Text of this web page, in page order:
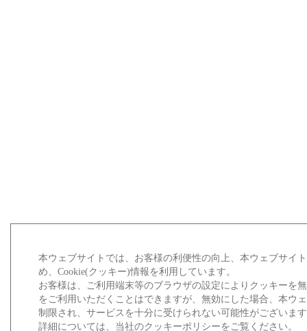
本ウェブサイトでは、お客様の利便性の向上、本ウェブサイ
め、Cookie(クッキー)情報を利用しています。
お客様は、ご利用端末等のブラウザの設定によりクッキーを
をご利用いただくことはできますが、無効にした場合、本ウ
制限され、サービスを十分に受けられない可能性がございま
詳細については、当社のクッキーポリシーをご覧ください。